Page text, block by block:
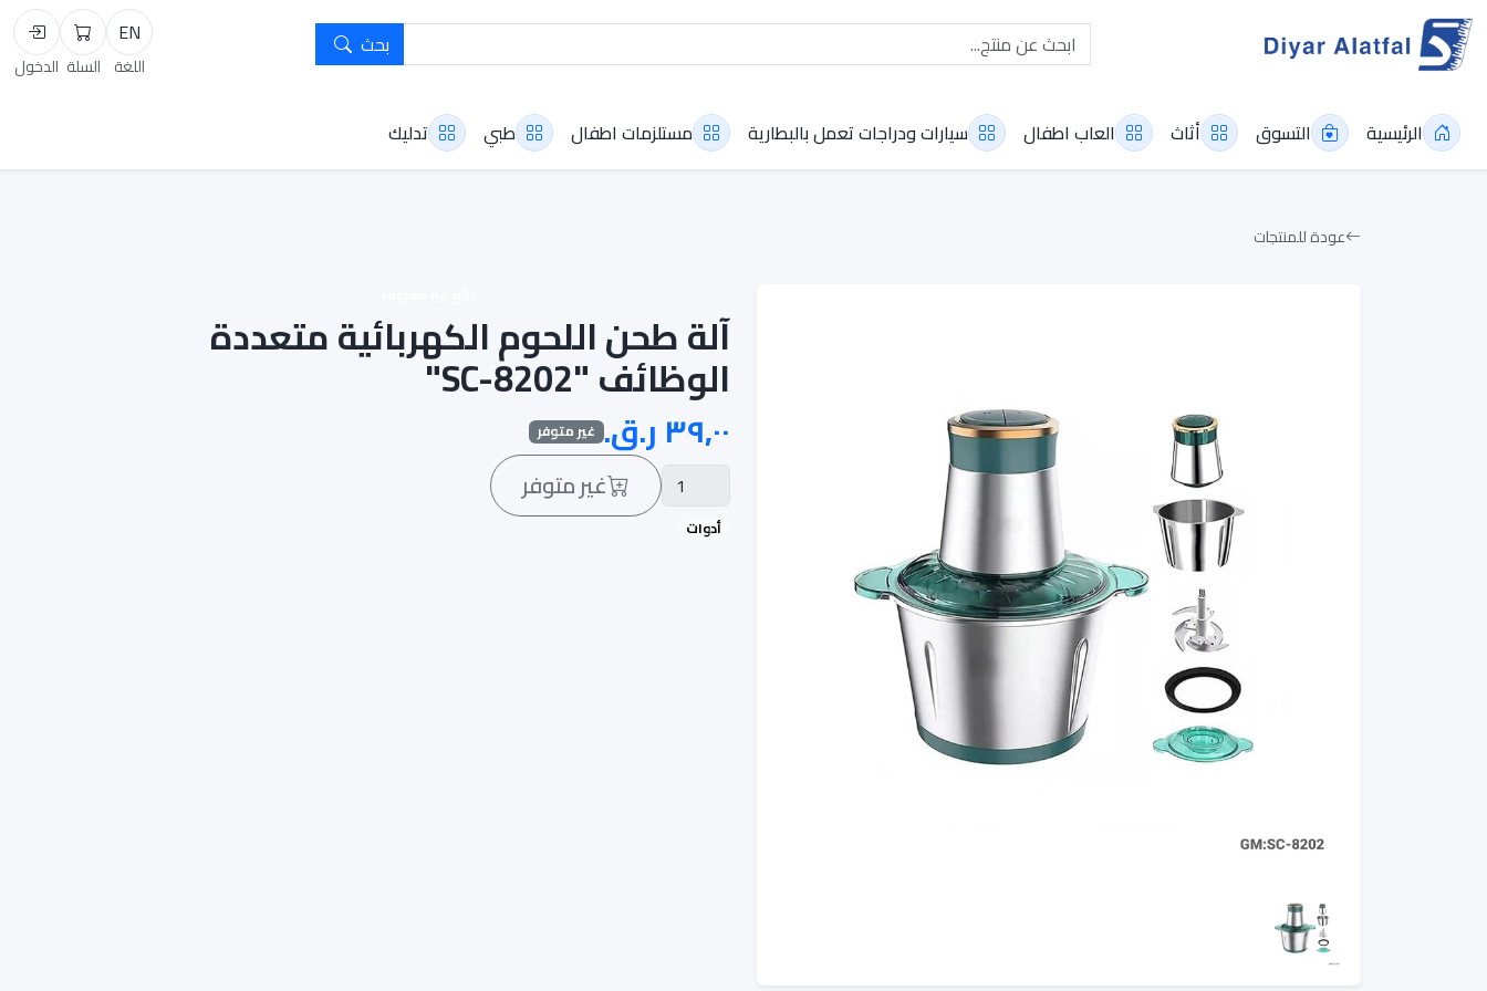
بحث EN
اللغة
السلة
السلة الدخول
الرئيسية التسوق أثاث العاب اطفال سيارات ودراجات تعمل بالبطارية مستلزمات اطفال طبي تدليك
عودة للمنتجات
آلة طحن اللحوم الكهربائية متعددة
الوظائف "SC-8202"
غير متوفر
غير متوفر
أدوات